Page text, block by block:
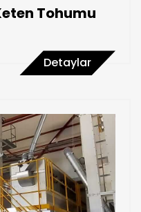
Tohumu
Detaylar